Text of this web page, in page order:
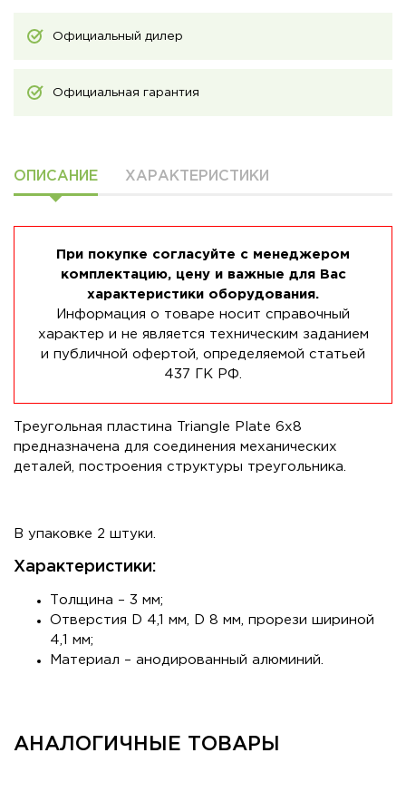
Официальный дилер
Официальная гарантия
ОПИСАНИЕ ХАРАКТЕРИСТИКИ
При покупке согласуйте с менеджером
комплектацию, цену и важные для Вас
характеристики оборудования.
Информация о товаре носит справочный
характер и не является техническим заданием
и публичной офертой, определяемой статьей
437 ГК РФ.
Треугольная пластина Triangle Plate 6x8
предназначена для соединения механических
деталей, построения структуры треугольника.
В упаковке 2 штуки.
Характеристики:
Толщина – 3 мм;
Отверстия D 4,1 мм, D 8 мм, прорези шириной
4,1 мм;
Материал – анодированный алюминий.
АНАЛОГИЧНЫЕ ТОВАРЫ